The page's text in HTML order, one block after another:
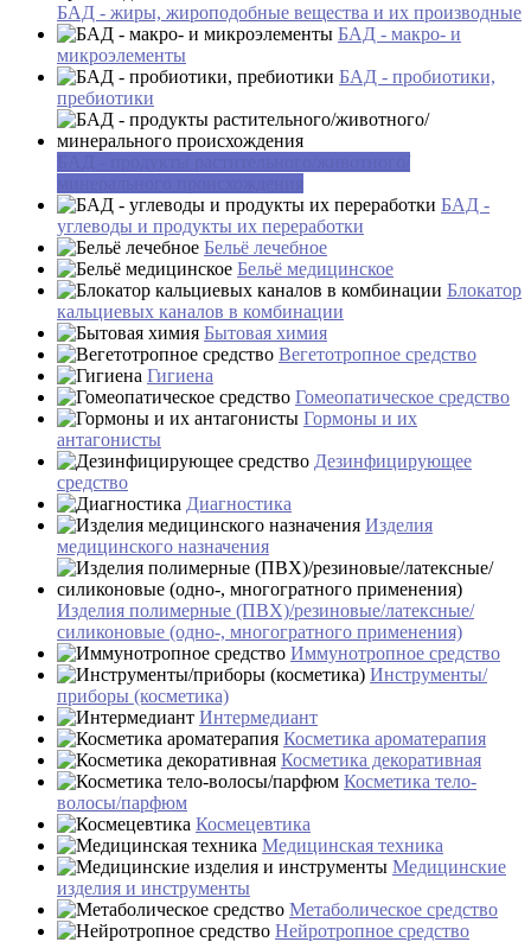
БАД - жиры, жироподобные вещества и их производные
БАД - макро- и
микроэлементы
БАД - пробиотики,
пребиотики
БАД -
углеводы и продукты их переработки
Бельё лечебное
Бельё медицинское
Блокатор
кальциевых каналов в комбинации
Бытовая химия
Вегетотропное средство
Гигиена
Гомеопатическое средство
Гормоны и их
антагонисты
Дезинфицирующее
средство
Диагностика
Изделия
медицинского назначения
Изделия полимерные (ПВХ)/резиновые/латексные/
силиконовые (одно-, многогратного применения)
Иммунотропное средство
Инструменты/
приборы (косметика)
Интермедиант
Косметика ароматерапия
Косметика декоративная
Косметика тело-
волосы/парфюм
Космецевтика
Медицинская техника
Медицинские
изделия и инструменты
Метаболическое средство
Нейротропное средство